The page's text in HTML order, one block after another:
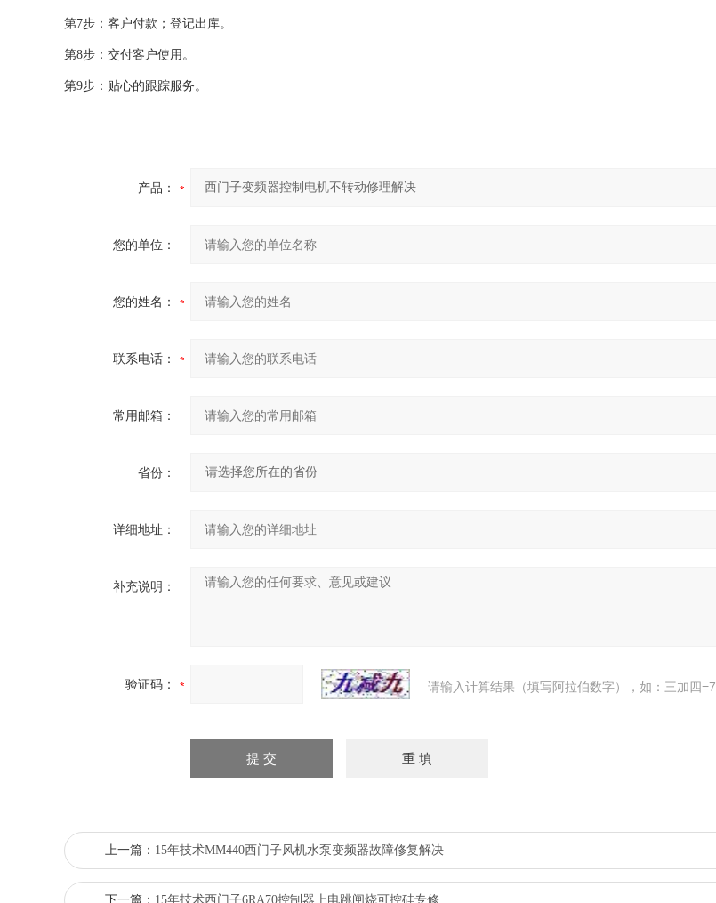
第7步：客户付款；登记出库。
第8步：交付客户使用。
第9步：贴心的跟踪服务。
产品：
您的单位：
您的姓名：
联系电话：
常用邮箱：
省份：
详细地址：
补充说明：
验证码： 请输入计算结果（填写阿拉伯数字），如：三加四=7
上一篇： 15年技术MM440西门子风机水泵变频器故障修复解决
下一篇： 15年技术西门子6RA70控制器上电跳闸烧可控硅专修